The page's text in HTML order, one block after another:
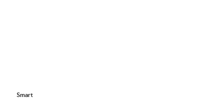
Smart